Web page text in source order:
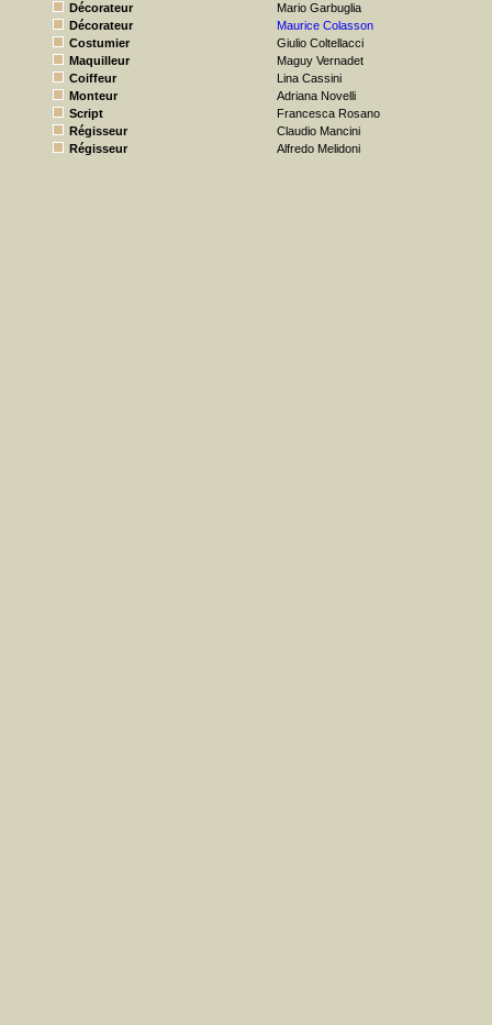
Décorateur
Mario Garbuglia
Décorateur
Maurice Colasson
Costumier
Giulio Coltellacci
Maquilleur
Maguy Vernadet
Coiffeur
Lina Cassini
Monteur
Adriana Novelli
Script
Francesca Rosano
Régisseur
Claudio Mancini
Régisseur
Alfredo Melidoni